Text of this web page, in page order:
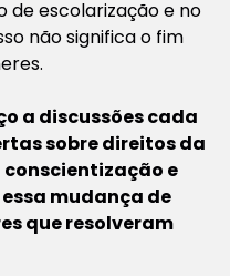
de escolarização e no
não significa o fim
a discussões cada
sobre direitos da
e
mudança de
que resolveram